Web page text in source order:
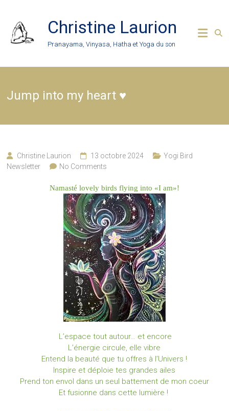
content
Christine Laurion
Pranayama, Vinyasa, Hatha et Yoga du son
Jump into my heart ♥️
Christine Laurion 13 octobre 2024
Yogi Bird
Newsletter
No Comments
Namasté lovely birds flying into «I am»!
L’espace tout autour… et encore
L’énergie circule, elle vibre
Entend la beauté que tu offres à l’Univers !
Inspire et déploie tes grandes ailes
Prend ton envol dans un seul battement de mon coeur
Et fusionne dans cette lumière !